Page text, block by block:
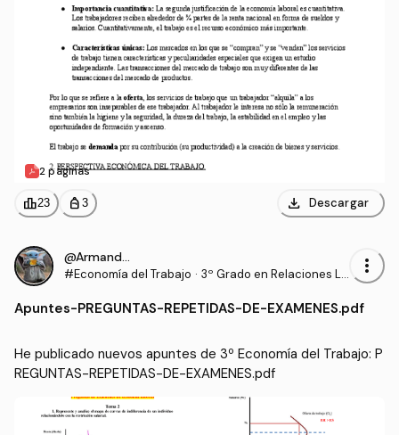
2 páginas
leaderboard23 personal_bag 3 download Descargar
@ArmandoJaleo
#Economía del Trabajo · 3º Grado en Relaciones La
os (UCO)
more_vert
Apuntes-PREGUNTAS-REPETIDAS-DE-EXAMENES.pdf
He publicado nuevos apuntes de 3º Economía del Trabajo: P
REGUNTAS-REPETIDAS-DE-EXAMENES.pdf